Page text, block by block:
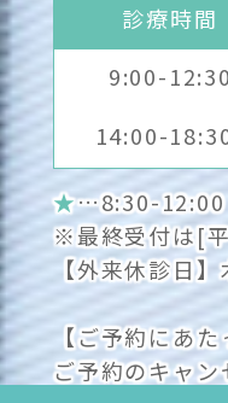
診療時間
9:00-
14:00-
★…8:30-
※最終受付は[
【外来休診日
【ご予約にあ
ご予約のキャ